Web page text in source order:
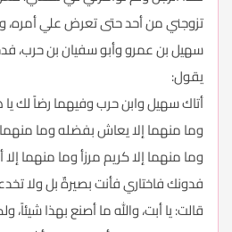
تزوجني من أحد حتى تعرض علي أمره،
سهيل بن عمرو وأبو سفيان بن حرب،
يقول:
أتاك سهيل وابن حرب وفيهما رضاً لك
وما منهما إلا يعاش بفضله وما منهما
وما منهما إلا كريم مرزأ وما منهما
فدونك فاختاري فأنت بصيرةٌ بل ولا
قالت: يا أبت، والله ما أصنع بهذا